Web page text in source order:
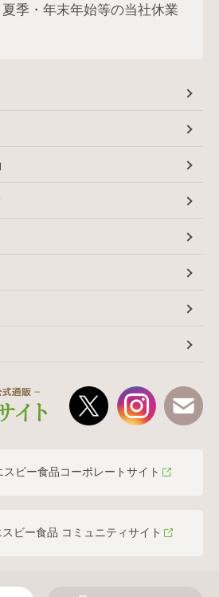
夏季・年末年始等の当社休業
スビー食品コーポレートサイト
スビー食品 コミュニティサイト